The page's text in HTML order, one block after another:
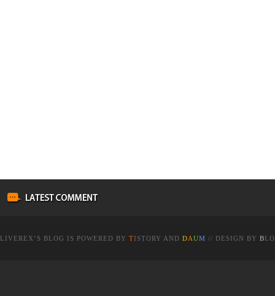
LIVEREX ’S BLOG IS POWERED BY TISTORY AND DAUM // DESIGN BY B